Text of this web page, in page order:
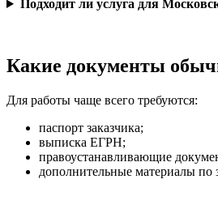
Подходит ли услуга для
Какие документы
Для работы чаще всего требуются:
паспорт заказчика;
выписка ЕГРН;
правоустанавливающие
дополнительные материалы по